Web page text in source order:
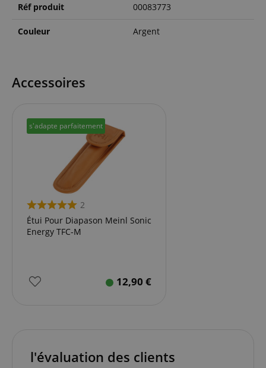
Réf produit 00083773
Couleur Argent
Accessoires
s'adapte parfaitement
2
Étui Pour Diapason Meinl Sonic
Energy TFC-M
12,90 €
l'évaluation des clients